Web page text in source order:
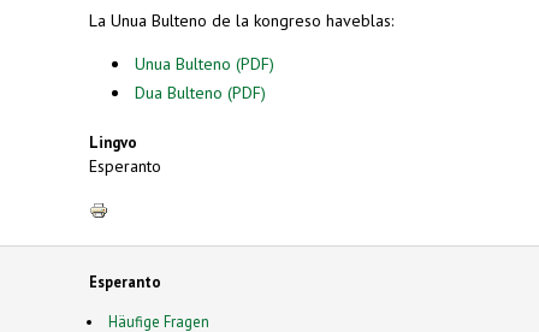
La Unua Bulteno de la kongreso haveblas:
Unua Bulteno (PDF)
Dua Bulteno (PDF)
Lingvo
Esperanto
Esperanto
Häufige Fragen